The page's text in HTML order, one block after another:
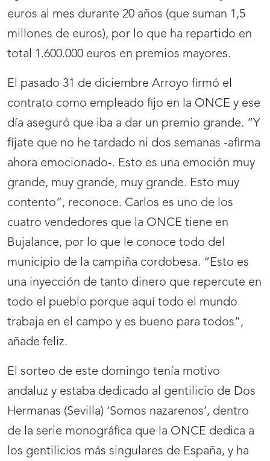
euros al mes durante 20 años (que suman 1,5
millones de euros), por lo que ha repartido en
total 1.600.000 euros en premios mayores.
El pasado 31 de diciembre Arroyo firmó el
contrato como empleado fijo en la ONCE y ese
día aseguró que iba a dar un premio grande. “Y
fíjate que no he tardado ni dos semanas -afirma
ahora emocionado-. Esto es una emoción muy
grande, muy grande, muy grande. Esto muy
contento”, reconoce. Carlos es uno de los
cuatro vendedores que la ONCE tiene en
Bujalance, por lo que le conoce todo del
municipio de la campiña cordobesa. “Esto es
una inyección de tanto dinero que repercute en
todo el pueblo porque aquí todo el mundo
trabaja en el campo y es bueno para todos”,
añade feliz.
El sorteo de este domingo tenía motivo
andaluz y estaba dedicado al gentilicio de Dos
Hermanas (Sevilla) ‘Somos nazarenos’, dentro
de la serie monográfica que la ONCE dedica a
los gentilicios más singulares de España, y ha